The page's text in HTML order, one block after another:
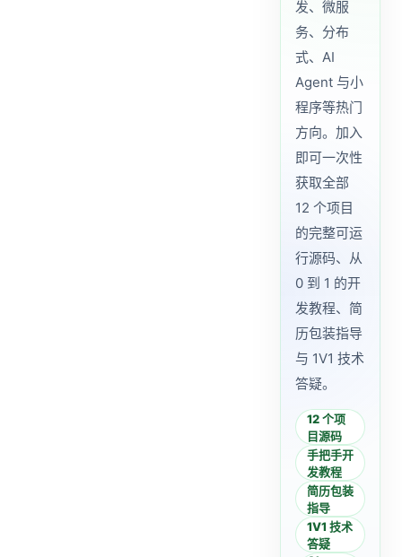
发、微服
务、分布
式、AI
Agent 与小
程序等热门
方向。加入
即可一次性
获取全部
12 个项目
的完整可运
行源码、从
0 到 1 的开
发教程、简
历包装指导
与 1V1 技术
答疑。
12 个项
目源码
手把手开
发教程
简历包装
指导
1V1 技术
答疑